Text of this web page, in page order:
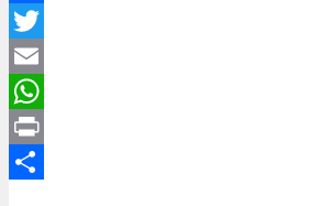
Facebook
Twitter
Email
WhatsApp
Print